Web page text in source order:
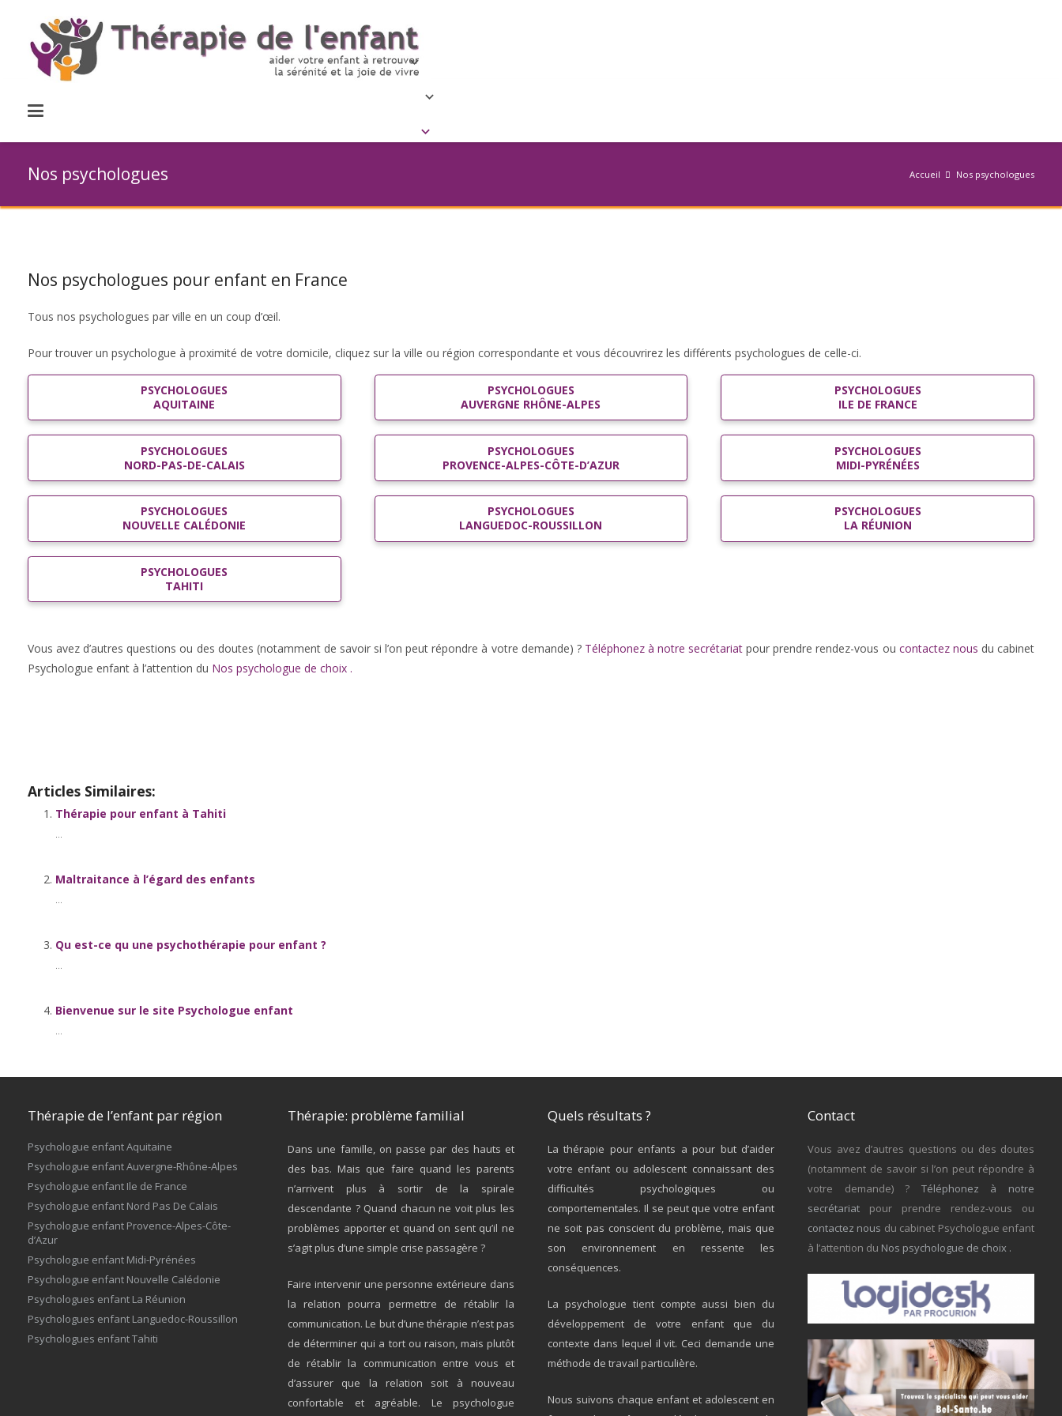
Nos psychologues Accueil Nos psychologues
Nos psychologues pour enfant en France
Tous nos psychologues par ville en un coup d’œil.
Pour trouver un psychologue à proximité de votre domicile, cliquez sur la ville ou région correspondante et vous découvrirez les différents psychologues de celle-ci.
PSYCHOLOGUES
AQUITAINE
PSYCHOLOGUES
NORD-PAS-DE-CALAIS
PSYCHOLOGUES
NOUVELLE CALÉDONIE
PSYCHOLOGUES
TAHITI
PSYCHOLOGUES
AUVERGNE RHÔNE-ALPES
PSYCHOLOGUES
PROVENCE-ALPES-CÔTE-D’AZUR
PSYCHOLOGUES
LANGUEDOC-ROUSSILLON
PSYCHOLOGUES
ILE DE FRANCE
PSYCHOLOGUES
MIDI-PYRÉNÉES
PSYCHOLOGUES
LA RÉUNION
Vous avez d’autres questions ou des doutes (notamment de savoir si l’on peut répondre à votre demande) ? Téléphonez à notre secrétariat pour prendre rendez-vous ou contactez nous du cabinet
Psychologue enfant à l’attention du Nos psychologue de choix .
Articles Similaires:
Thérapie pour enfant à Tahiti
Maltraitance à l’égard des enfants
Qu est-ce qu une psychothérapie pour enfant ?
Bienvenue sur le site Psychologue enfant
Thérapie de l’enfant par région
Psychologue enfant Aquitaine
Psychologue enfant Auvergne-Rhône-Alpes
Psychologue enfant Ile de France
Psychologue enfant Nord Pas De Calais
Psychologue enfant Provence-Alpes-Côte-
d’Azur
Psychologue enfant Midi-Pyrénées
Psychologue enfant Nouvelle Calédonie
Psychologues enfant La Réunion
Psychologues enfant Languedoc-Roussillon
Psychologues enfant Tahiti
Thérapie: problème familial
Dans une famille, on passe par des hauts et
des bas. Mais que faire quand les parents
n’arrivent plus à sortir de la spirale
descendante ? Quand chacun ne voit plus les
problèmes apporter et quand on sent qu’il ne
s’agit plus d’une simple crise passagère ?
Faire intervenir une personne extérieure dans
la relation pourra permettre de rétablir la
communication. Le but d’une thérapie n’est pas
de déterminer qui a tort ou raison, mais plutôt
de rétablir la communication entre vous et
d’assurer que la relation soit à nouveau
confortable et agréable. Le psychologue
Quels résultats ?
La thérapie pour enfants a pour but d’aider
votre enfant ou adolescent connaissant des
difficultés psychologiques ou
comportementales. Il se peut que votre enfant
ne soit pas conscient du problème, mais que
son environnement en ressente les
conséquences.
La psychologue tient compte aussi bien du
développement de votre enfant que du
contexte dans lequel il vit. Ceci demande une
méthode de travail particulière.
Nous suivons chaque enfant et adolescent en
Contact
Vous avez d’autres questions ou des doutes
(notamment de savoir si l’on peut répondre à
votre demande) ? Téléphonez à notre
secrétariat pour prendre rendez-vous ou
contactez nous du cabinet Psychologue enfant
à l’attention du Nos psychologue de choix .